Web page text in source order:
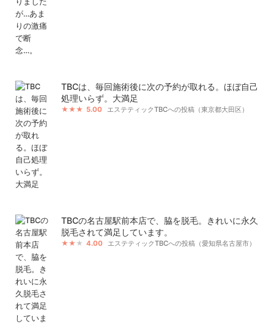
TBCは、毎回施術後に次の予約が取れる。ほぼ自己
処理いらず。大満足
5.00 エステティックTBCへの投稿（東京都大田区）
TBCの名古屋駅前本店で、脇を脱毛。きれいに永久
脱毛されて満足しています。
4.00 エステティックTBCへの投稿（愛知県名古屋市）